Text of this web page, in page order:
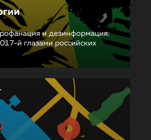
и дезинформация:
й глазами российских